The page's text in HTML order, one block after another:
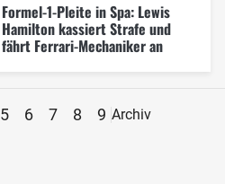
Formel-1-Pleite in Spa: Lewis
Hamilton kassiert Strafe und
fährt Ferrari-Mechaniker an
5 6 7 8 9 Archiv